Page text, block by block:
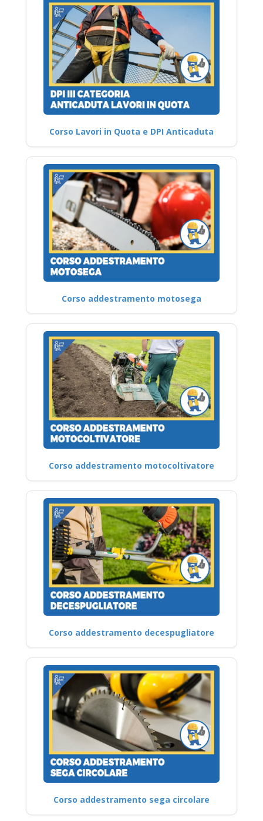
Corso Lavori in Quota e DPI Anticaduta
Corso addestramento motosega
Corso addestramento motocoltivatore
Corso addestramento decespugliatore
Corso addestramento sega circolare